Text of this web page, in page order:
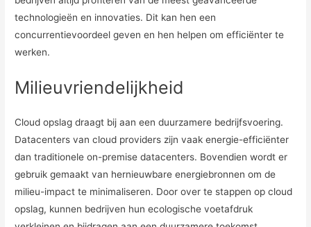
technologieën en innovaties. Dit kan hen een
concurrentievoordeel geven en hen helpen om efficiënter te
werken.
Milieuvriendelijkheid
Cloud opslag draagt bij aan een duurzamere bedrijfsvoering.
Datacenters van cloud providers zijn vaak energie-efficiënter
dan traditionele on-premise datacenters. Bovendien wordt er
gebruik gemaakt van hernieuwbare energiebronnen om de
milieu-impact te minimaliseren. Door over te stappen op cloud
opslag, kunnen bedrijven hun ecologische voetafdruk